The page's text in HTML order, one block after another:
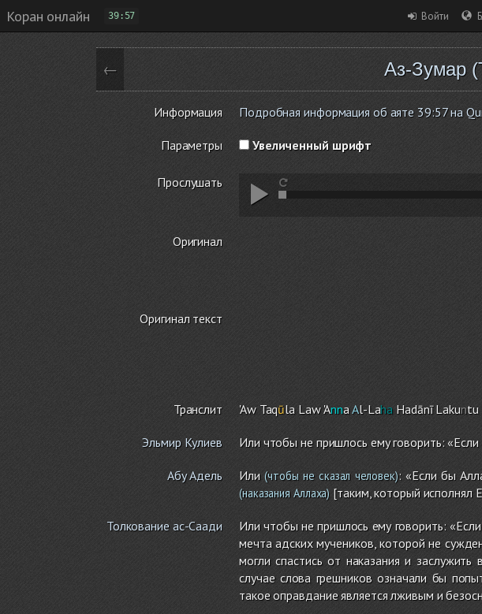
Коран онлайн 39:57 Войти
← Аз-Зумар
Информация Подробная информация об аяте 39:57 на
Параметры Увеличенный шрифт
Прослушать
Оригинал
Оригинал текст
Транслит 'Aw Taqūla Law 'AnnaAl-Laha Hadānī Lakuntu
Эльмир Кулиев Или чтобы не пришлось ему говорить:
Абу Адель Или(чтобы не сказал человек): «Если бы
(наказания Аллаха) [таким, который исполнял
Толкование ас-Саади
Или чтобы не пришлось ему говорить:
мечта адских мучеников, которой не
могли спастись от наказания и
случае слова грешников означали бы
такое оправдание является лживым и